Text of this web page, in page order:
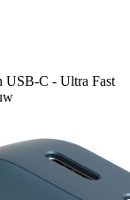
USB-C - Ultra Fast